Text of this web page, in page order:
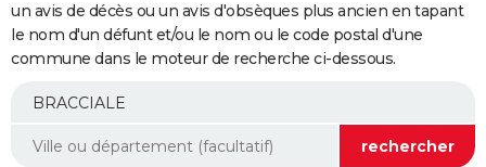
Impôts
Immobilier
Risques naturels par ville
Banque
Assurance
Crédit
AUTO
Essais
Réserver un essai
Citadines
Berlines
SUV
Forum auto
+
Mobiles
Meilleur smartphone
Internet
Ordinateurs
Jeux vidéo
Guide high-tech
Aménagement intérieur
un avis de décès ou un avis d'obsèques plus ancien en tapant
le nom d'un défunt et/ou le nom ou le code postal d'une
commune dans le moteur de recherche ci-dessous.